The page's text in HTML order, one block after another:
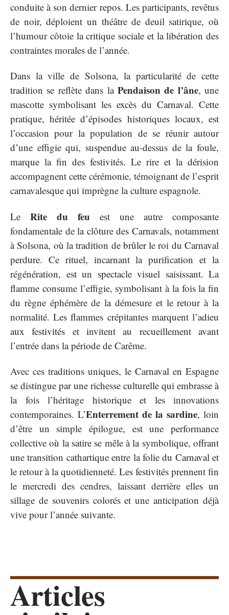
conduite à son dernier repos. Les participants, revêtus
de noir, déploient un théâtre de deuil satirique, où
l’humour côtoie la critique sociale et la libération des
contraintes morales de l’année.
Dans la ville de Solsona, la particularité de cette
tradition se reflète dans la Pendaison de l’âne, une
mascotte symbolisant les excès du Carnaval. Cette
pratique, héritée d’épisodes historiques locaux, est
l’occasion pour la population de se réunir autour
d’une effigie qui, suspendue au-dessus de la foule,
marque la fin des festivités. Le rire et la dérision
accompagnent cette cérémonie, témoignant de l’esprit
carnavalesque qui imprègne la culture espagnole.
Le Rite du feu est une autre composante
fondamentale de la clôture des Carnavals, notamment
à Solsona, où la tradition de brûler le roi du Carnaval
perdure. Ce rituel, incarnant la purification et la
régénération, est un spectacle visuel saisissant. La
flamme consume l’effigie, symbolisant à la fois la fin
du règne éphémère de la démesure et le retour à la
normalité. Les flammes crépitantes marquent l’adieu
aux festivités et invitent au recueillement avant
l’entrée dans la période de Carême.
Avec ces traditions uniques, le Carnaval en Espagne
se distingue par une richesse culturelle qui embrasse à
la fois l’héritage historique et les innovations
contemporaines. L’Enterrement de la sardine, loin
d’être un simple épilogue, est une performance
collective où la satire se mêle à la symbolique, offrant
une transition cathartique entre la folie du Carnaval et
le retour à la quotidienneté. Les festivités prennent fin
le mercredi des cendres, laissant derrière elles un
sillage de souvenirs colorés et une anticipation déjà
vive pour l’année suivante.
Articles